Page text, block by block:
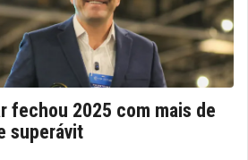
fechou 2025 com mais de
superávit